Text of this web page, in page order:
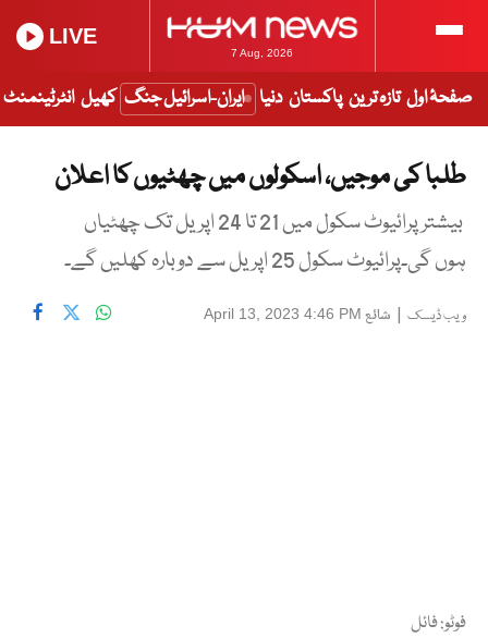
7 Aug, 2026
LIVE
صفحۂ اول تازہ ترین پاکستان دنیا ایران-اسرائیل جنگ کھیل انٹرٹینمنٹ
طلبا کی موجیں، اسکولوں میں چھٹیوں کا اعلان
بیشتر پرائیوٹ سکول میں 21 تا 24 اپریل تک چھٹیاں
ہوں گی۔پرائیوٹ سکول 25 اپریل سے دوبارہ کھلیں گے۔
ویب ڈیسک | شائع April 13, 2023 4:46 PM
فوٹو: فائل